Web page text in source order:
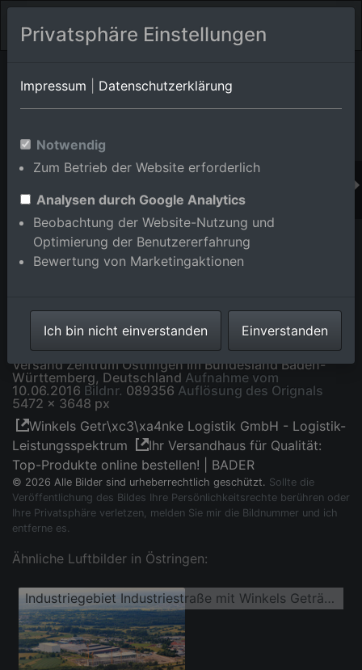
Orts-Album von Östringen in Baden-Württemberg,Deutschland
Industriegebiet Industriestraße mit Winkels Getränke
Logistik GmbH Östringen und Baustelle für Bader
Versand Zentrum Östringen im Bundesland Baden-
Württemberg, Deutschland Aufnahme vom
10.06.2016 Bildnr. 089356 Auflösung des Orignals
5472 x 3648 px
Winkels Getr\xc3\xa4nke Logistik GmbH - Logistik-
Leistungsspektrum
Ihr Versandhaus für Qualität:
Top-Produkte online bestellen! | BADER
© 2026 Alle Bilder sind urheberrechtlich geschützt. Sollte die
Veröffentlichung des Bildes Ihre Persönlichkeitsrechte berühren oder
Ihre Privatsphäre verletzen, melden Sie mir die Bildnummer und ich
entferne es.
Ähnliche Luftbilder in Östringen:
Industriegebiet Industriestraße mit Winkels Getränke Logistik GmbH Östringen und Baustelle für Bader Versand Zentrum Östringen
Privatsphäre Einstellungen
Impressum Datenschutzerklärung
Notwendig
Zum Betrieb der Website erforderlich
Analysen durch Google Analytics
Beobachtung der Website-Nutzung und
Optimierung der Benutzererfahrung
Bewertung von Marketingaktionen
Ich bin nicht einverstanden Einverstanden